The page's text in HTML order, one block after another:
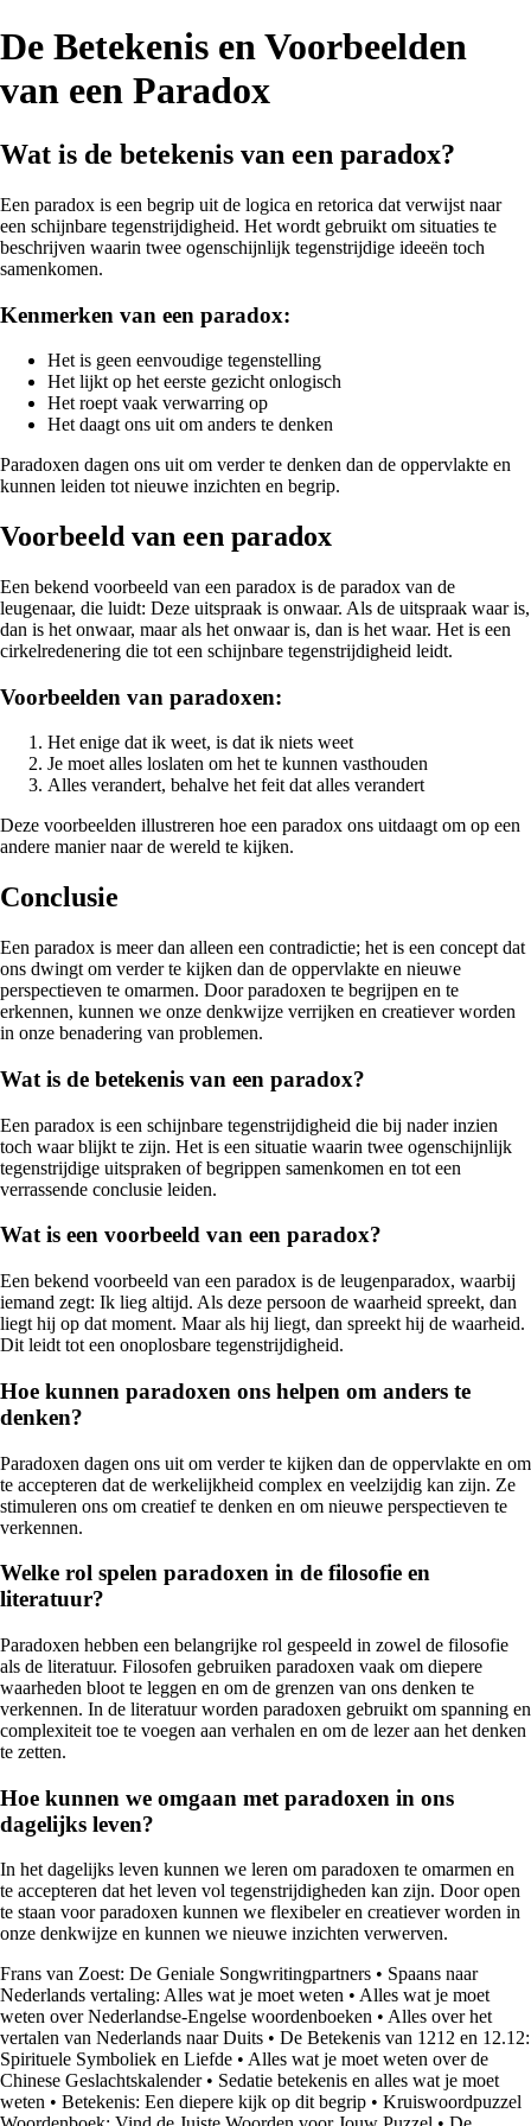
De Betekenis en Voorbeelden
van een Paradox
Wat is de betekenis van een paradox?
Een paradox is een begrip uit de logica en retorica dat verwijst naar
een schijnbare tegenstrijdigheid. Het wordt gebruikt om situaties te
beschrijven waarin twee ogenschijnlijk tegenstrijdige ideeën toch
samenkomen.
Kenmerken van een paradox:
Het is geen eenvoudige tegenstelling
Het lijkt op het eerste gezicht onlogisch
Het roept vaak verwarring op
Het daagt ons uit om anders te denken
Paradoxen dagen ons uit om verder te denken dan de oppervlakte en
kunnen leiden tot nieuwe inzichten en begrip.
Voorbeeld van een paradox
Een bekend voorbeeld van een paradox is de paradox van de
leugenaar, die luidt: Deze uitspraak is onwaar. Als de uitspraak waar is,
dan is het onwaar, maar als het onwaar is, dan is het waar. Het is een
cirkelredenering die tot een schijnbare tegenstrijdigheid leidt.
Voorbeelden van paradoxen:
Het enige dat ik weet, is dat ik niets weet
Je moet alles loslaten om het te kunnen vasthouden
Alles verandert, behalve het feit dat alles verandert
Deze voorbeelden illustreren hoe een paradox ons uitdaagt om op een
andere manier naar de wereld te kijken.
Conclusie
Een paradox is meer dan alleen een contradictie; het is een concept dat
ons dwingt om verder te kijken dan de oppervlakte en nieuwe
perspectieven te omarmen. Door paradoxen te begrijpen en te
erkennen, kunnen we onze denkwijze verrijken en creatiever worden
in onze benadering van problemen.
Wat is de betekenis van een paradox?
Een paradox is een schijnbare tegenstrijdigheid die bij nader inzien
toch waar blijkt te zijn. Het is een situatie waarin twee ogenschijnlijk
tegenstrijdige uitspraken of begrippen samenkomen en tot een
verrassende conclusie leiden.
Wat is een voorbeeld van een paradox?
Een bekend voorbeeld van een paradox is de leugenparadox, waarbij
iemand zegt: Ik lieg altijd. Als deze persoon de waarheid spreekt, dan
liegt hij op dat moment. Maar als hij liegt, dan spreekt hij de waarheid.
Dit leidt tot een onoplosbare tegenstrijdigheid.
Hoe kunnen paradoxen ons helpen om anders te
denken?
Paradoxen dagen ons uit om verder te kijken dan de oppervlakte en om
te accepteren dat de werkelijkheid complex en veelzijdig kan zijn. Ze
stimuleren ons om creatief te denken en om nieuwe perspectieven te
verkennen.
Welke rol spelen paradoxen in de filosofie en
literatuur?
Paradoxen hebben een belangrijke rol gespeeld in zowel de filosofie
als de literatuur. Filosofen gebruiken paradoxen vaak om diepere
waarheden bloot te leggen en om de grenzen van ons denken te
verkennen. In de literatuur worden paradoxen gebruikt om spanning en
complexiteit toe te voegen aan verhalen en om de lezer aan het denken
te zetten.
Hoe kunnen we omgaan met paradoxen in ons
dagelijks leven?
In het dagelijks leven kunnen we leren om paradoxen te omarmen en
te accepteren dat het leven vol tegenstrijdigheden kan zijn. Door open
te staan voor paradoxen kunnen we flexibeler en creatiever worden in
onze denkwijze en kunnen we nieuwe inzichten verwerven.
Frans van Zoest: De Geniale Songwritingpartners • Spaans naar
Nederlands vertaling: Alles wat je moet weten • Alles wat je moet
weten over Nederlandse-Engelse woordenboeken • Alles over het
vertalen van Nederlands naar Duits • De Betekenis van 1212 en 12.12:
Spirituele Symboliek en Liefde • Alles wat je moet weten over de
Chinese Geslachtskalender• Sedatie betekenis en alles wat je moet
weten • Betekenis: Een diepere kijk op dit begrip • Kruiswoordpuzzel